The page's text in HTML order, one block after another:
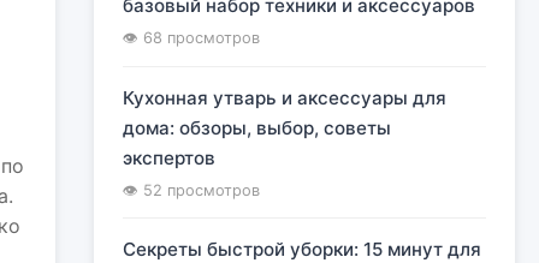
базовый набор техники и аксессуаров
👁 68 просмотров
Кухонная утварь и аксессуары для
дома: обзоры, выбор, советы
экспертов
👁 52 просмотров
Секреты быстрой уборки: 15 минут для